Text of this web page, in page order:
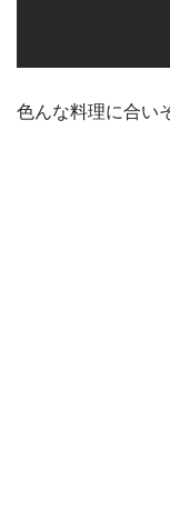
色んな料理に合い